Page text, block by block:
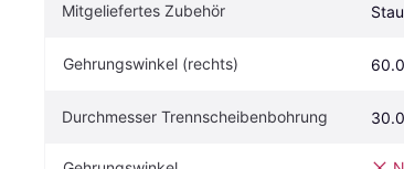
Mitgeliefertes Zubehör
Gehrungswinkel (rechts)
Durchmesser Trennscheibenbohrung